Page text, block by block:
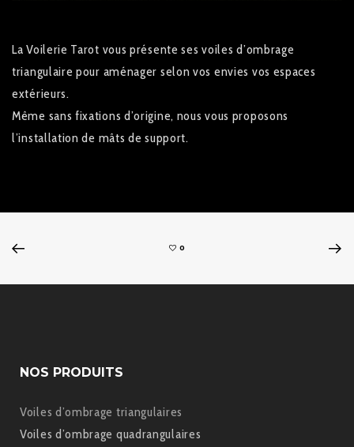
La Voilerie Tarot vous présente ses voiles d’ombrage
triangulaire pour aménager selon vos envies vos espaces
extérieurs.
Même sans fixations d’origine, nous vous proposons
l’installation de mâts de support.
0
NOS PRODUITS
Voiles d’ombrage triangulaires
Voiles d’ombrage quadrangulaires